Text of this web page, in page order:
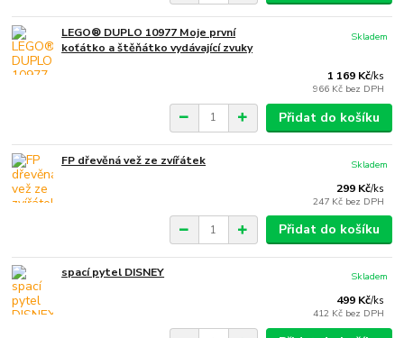
LEGO® DUPLO 10977 Moje první
koťátko a štěňátko vydávající zvuky
1 169 Kč/ks
966 Kč bez DPH
Skladem
Přidat do košíku
FP dřevěná vež ze zvířátek
299 Kč/ks
247 Kč bez DPH
Skladem
Přidat do košíku
spací pytel DISNEY
499 Kč/ks
412 Kč bez DPH
Skladem